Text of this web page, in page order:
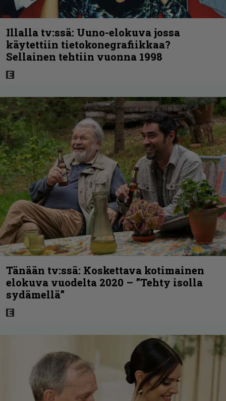
Illalla tv:ssä: Uuno-elokuva jossa
käytettiin tietokonegrafiikkaa?
Sellainen tehtiin vuonna 1998
Tänään tv:ssä: Koskettava kotimainen
elokuva vuodelta 2020 – ”Tehty isolla
sydämellä”